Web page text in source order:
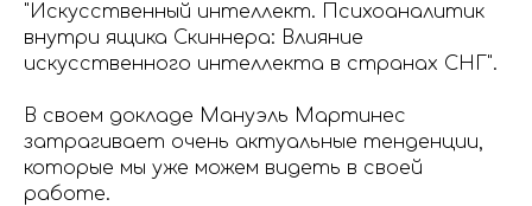
"Искусственный интеллект. Психоаналитик
внутри ящика Скиннера: Влияние
искусственного интеллекта в странах СНГ".
В своем докладе Мануэль Мартинес
затрагивает очень актуальные тенденции,
которые мы уже можем видеть в своей
работе.